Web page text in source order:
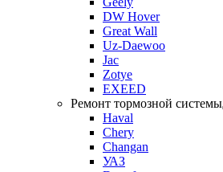
DW Hover
Great Wall
Uz-Daewoo
Jac
Zotye
EXEED
Ремонт тормозной системы
Haval
Chery
Changan
УАЗ